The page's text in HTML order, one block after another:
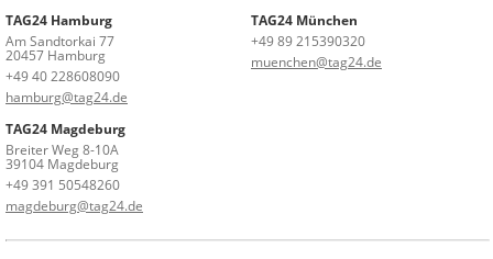
TAG24 Hamburg
Am Sandtorkai 77
20457 Hamburg
+49 40 228608090
hamburg@tag24.de
TAG24 München
+49 89 215390320
muenchen@tag24.de
TAG24 Magdeburg
Breiter Weg 8-10A
39104 Magdeburg
+49 391 50548260
magdeburg@tag24.de